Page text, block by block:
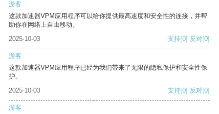
游客
这款加速器VPM应用程序可以给你提供最高速度和安全性的连接，并帮
助你在网络上自由移动。
2025-10-03
支持[0] 反对[0]
游客
这款加速器VPM应用程序已经为我们带来了无限的隐私保护和安全性保
护。
2025-10-03
支持[0] 反对[0]
游客